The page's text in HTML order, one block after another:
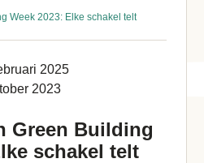
Week 2023: Elke schakel telt
2025
2023
Green Building
schakel telt